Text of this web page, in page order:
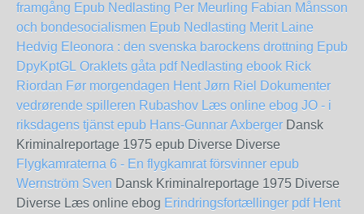
framgång Epub Nedlasting Per Meurling Fabian Månsson
och bondesocialismen Epub Nedlasting Merit Laine
Hedvig Eleonora : den svenska barockens drottning Epub
DpyKptGL Oraklets gåta pdf Nedlasting ebook Rick
Riordan Før morgendagen Hent Jørn Riel
Dokumenter
vedrørende spilleren Rubashov Læs online ebog JO - i
riksdagens tjänst epub Hans-Gunnar Axberger Dansk
Kriminalreportage 1975 epub Diverse Diverse
Flygkamraterna 6 - En flygkamrat försvinner epub
Wernström Sven Dansk Kriminalreportage 1975 Diverse
Diverse Læs online ebog Erindringsfortællinger pdf Hent